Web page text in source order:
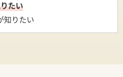
たい
知りたい